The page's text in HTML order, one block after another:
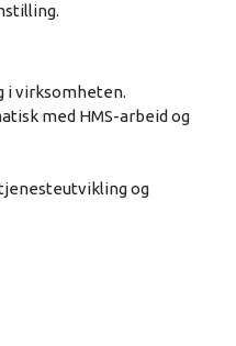
i virksomheten.
med HMS-arbeid og
og